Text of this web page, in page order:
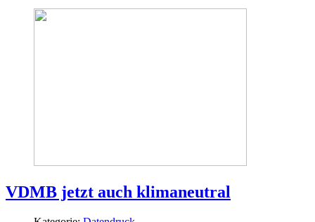
VDMB jetzt auch klimaneutral